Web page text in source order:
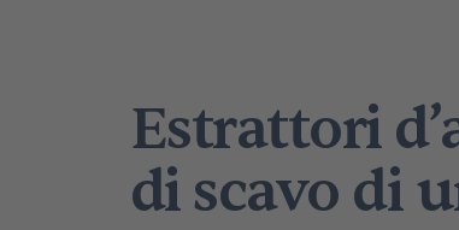
Estrattori
di scavo di